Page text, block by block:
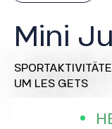
Mini
UM LES GETS